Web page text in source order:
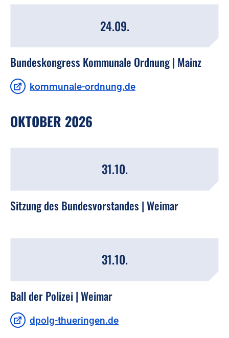
24.09.
Bundeskongress Kommunale Ordnung | Mainz
kommunale-ordnung.de
OKTOBER 2026
31.10.
Sitzung des Bundesvorstandes | Weimar
31.10.
Ball der Polizei | Weimar
dpolg-thueringen.de